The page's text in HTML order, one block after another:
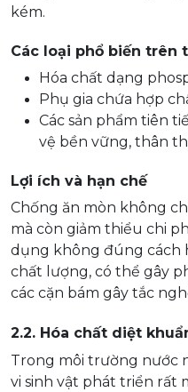
kém.
Các loại phổ biến trên
Hóa chất dạng
Phụ gia chứa hợp
Các sản phẩm tiên
vệ bền vững, thân
Lợi ích và hạn chế
Chống ăn mòn không
mà còn giảm thiểu chi
dụng không đúng cách
chất lượng, có thể gây
các cặn bám gây tắc
2.2. Hóa chất diệt
Trong môi trường nước
vi sinh vật phát triển rất